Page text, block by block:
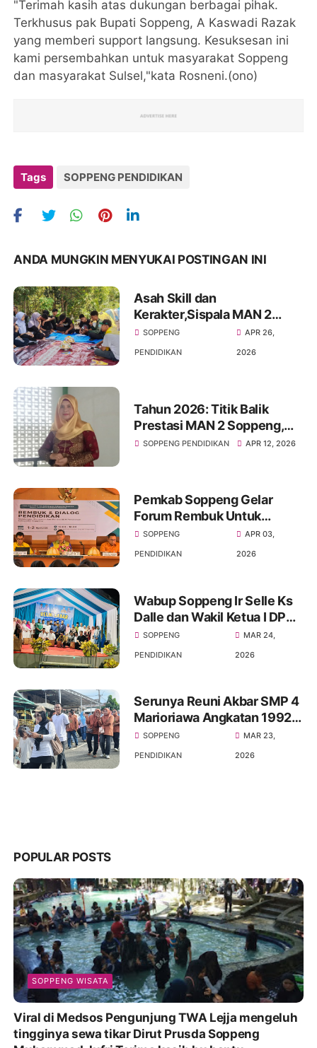
"Terimah kasih atas dukungan berbagai pihak.
Terkhusus pak Bupati Soppeng, A Kaswadi Razak
yang memberi support langsung. Kesuksesan ini
kami persembahkan untuk masyarakat Soppeng
dan masyarakat Sulsel,"kata Rosneni.(ono)
Tags SOPPENG PENDIDIKAN
ANDA MUNGKIN MENYUKAI POSTINGAN INI
Asah Skill dan
Kerakter,Sispala MAN 2
Soppeng Sukses Gelar
Kemah Survival
SOPPENG
PENDIDIKAN
APR 26,
2026
Tahun 2026: Titik Balik
Prestasi MAN 2 Soppeng,
Loloskan Siswa Terbanyak
SOPPENG PENDIDIKAN APR 12, 2026
Pemkab Soppeng Gelar
Forum Rembuk Untuk
Menanggulangi
Ketimpangan distribusi
SOPPENG
PENDIDIKAN
APR 03,
2026
Wabup Soppeng Ir Selle Ks
Dalle dan Wakil Ketua I DPRD
Soppeng H.Naspiding Hadiri
Acara Halal Bihalal SMP
SOPPENG
PENDIDIKAN
MAR 24,
2026
Serunya Reuni Akbar SMP 4
Marioriawa Angkatan 1992-
2022 Gerak jalan
sehat,Senam dan
SOPPENG
PENDIDIKAN
MAR 23,
2026
POPULAR POSTS
SOPPENG WISATA
Viral di Medsos Pengunjung TWA Lejja mengeluh
tingginya sewa tikar Dirut Prusda Soppeng